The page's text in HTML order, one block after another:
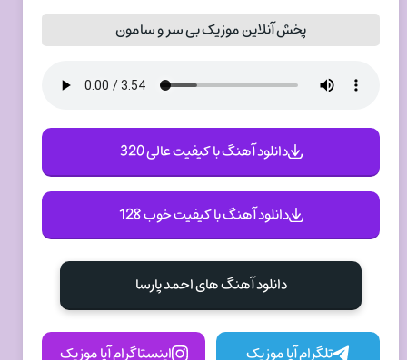
پخش آنلاین موزیک بی سر و سامون
دانلود آهنگ با کیفیت عالی 320
دانلود آهنگ با کیفیت خوب 128
دانلود آهنگ های احمد پارسا
تلگرام آپا موزیک اینستاگرام آپا موزیک